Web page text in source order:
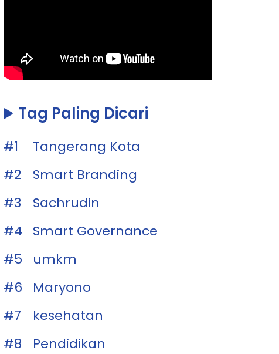
Tag Paling Dicari
#1
Tangerang Kota
#2
Smart Branding
#3
Sachrudin
#4
Smart Governance
#5
umkm
#6
Maryono
#7
kesehatan
#8
Pendidikan